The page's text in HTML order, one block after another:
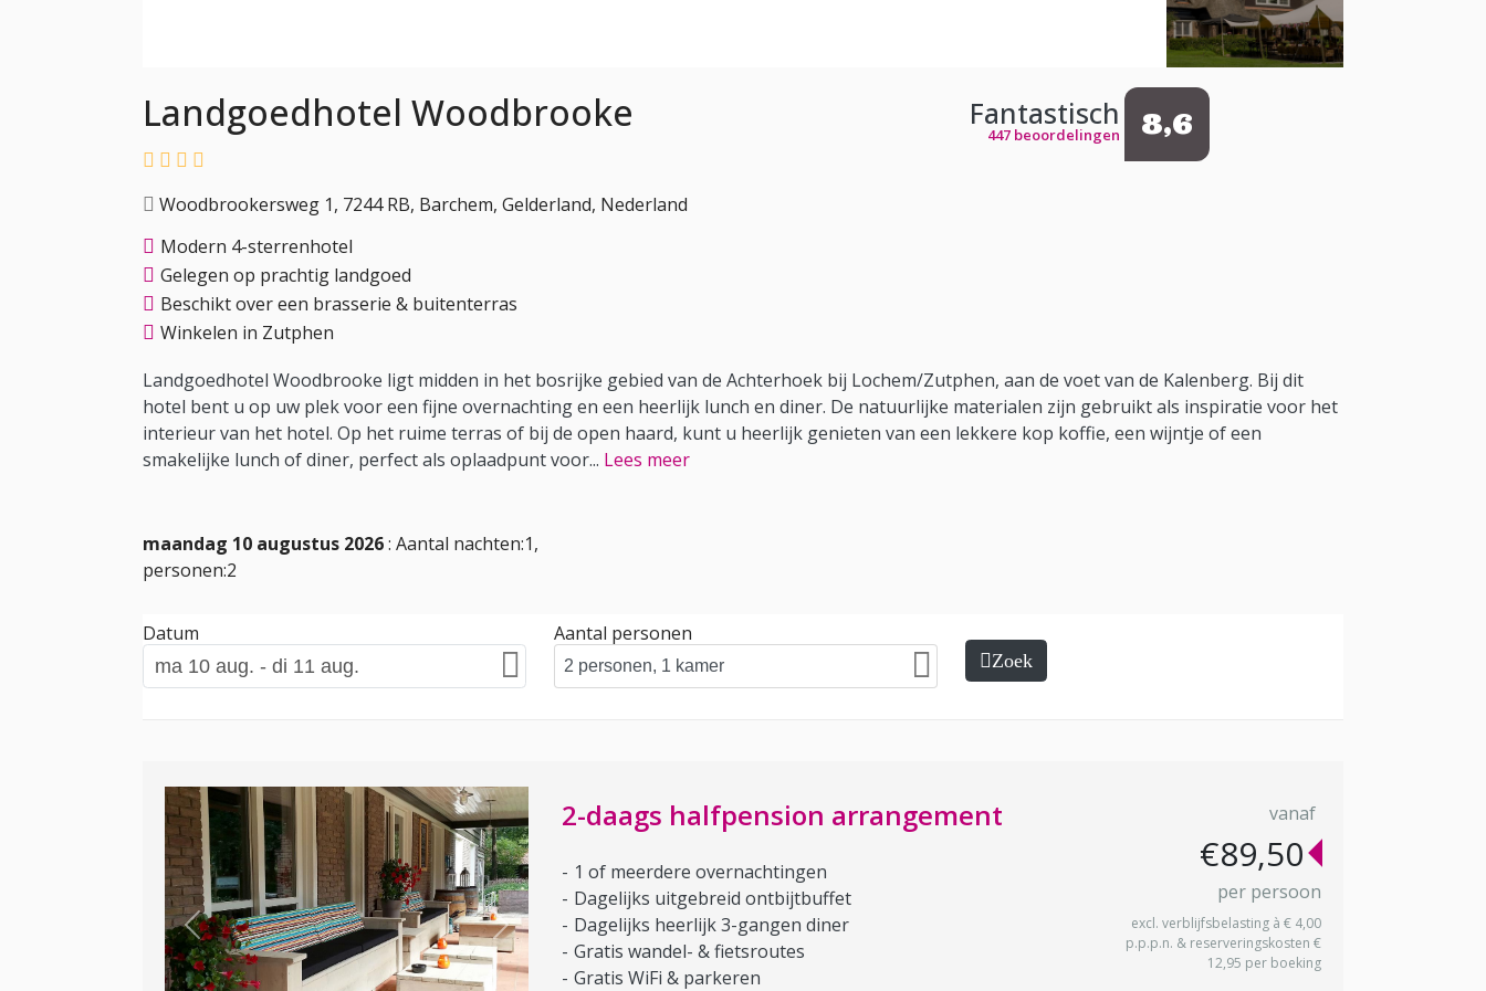
Landgoedhotel Woodbrooke
Woodbrookersweg 1, 7244 RB, Barchem, Gelderland, Nederland
Fantastisch
447 beoordelingen 8,6
Modern 4-sterrenhotel
Gelegen op prachtig landgoed
Beschikt over een brasserie & buitenterras
Winkelen in Zutphen
Landgoedhotel Woodbrooke ligt midden in het bosrijke gebied van de Achterhoek bij Lochem/Zutphen, aan de voet van de Kalenberg. Bij dit
hotel bent u op uw plek voor een fijne overnachting en een heerlijk lunch en diner. De natuurlijke materialen zijn gebruikt als inspiratie voor het
interieur van het hotel. Op het ruime terras of bij de open haard, kunt u heerlijk genieten van een lekkere kop koffie, een wijntje of een
smakelijke lunch of diner, perfect als oplaadpunt voor... Lees meer
maandag 10 augustus 2026: Aantal nachten:1,
personen:2
Datum Aantal personen
Zoek
Previous Next
2-daags halfpension arrangement
1 of meerdere overnachtingen
Dagelijks uitgebreid ontbijtbuffet
Dagelijks heerlijk 3-gangen diner
Gratis wandel- & fietsroutes
Gratis WiFi & parkeren
vanaf
€89,50
per persoon
excl. verblijfsbelasting à € 4,00
p.p.p.n. & reserveringskosten €
12,95 per boeking